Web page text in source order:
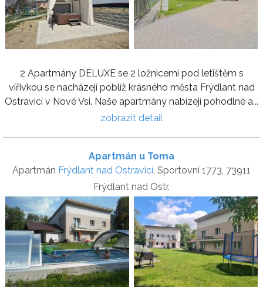
2 Apartmány DELUXE se 2 ložnicemi pod letištěm s
vířivkou se nacházejí poblíž krásného města Frýdlant nad
Ostravicí v Nové Vsi. Naše apartmány nabízejí pohodlné a...
zobrazit detail
Apartmán u Toma
Apartmán Frýdlant nad Ostravicí, Sportovní 1773, 73911
Frýdlant nad Ostr.